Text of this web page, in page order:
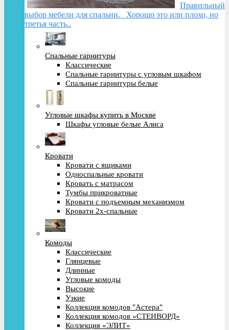
Правильный
выбор мебели для спальни. Хорошо это или плохо, но
третья часть..
Спальные гарнитуры
Классические
Спальные гарнитуры с угловым шкафом
Спальные гарнитуры белые
Угловые шкафы купить в Москве
Шкафы угловые белые Алиса
Кровати
Кровати с ящиками
Односпальные кровати
Кровать с матрасом
Тумбы прикроватные
Кровати с подъемным механизмом
Кровати 2х-спальные
Комоды
Классические
Глянцевые
Длинные
Угловые комоды
Высокие
Узкие
Коллекция комодов "Астера"
Коллекция комодов «СТЕНВОРД»
Коллекция «ЭЛИТ»